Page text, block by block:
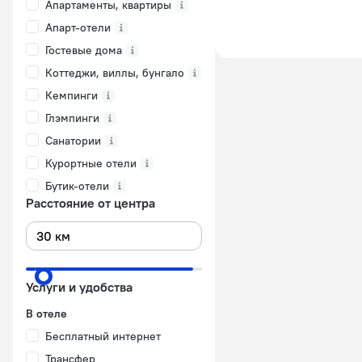
Апартаменты, квартиры
Апарт-отели
Гостевые дома
Коттеджи, виллы, бунгало
Кемпинги
Глэмпинги
Санатории
Курортные отели
Бутик-отели
Расстояние от центра
Услуги и удобства
В отеле
Бесплатный интернет
Трансфер